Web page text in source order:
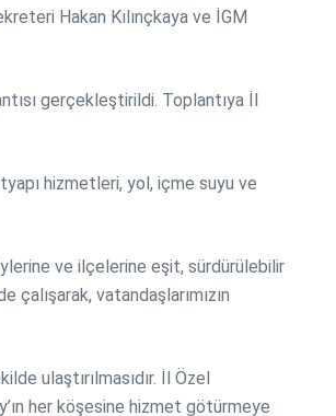
Hakan Kılınçkaya ve İGM
gerçekleştirildi. Toplantıya İl
hizmetleri, yol, içme suyu ve
ve ilçelerine eşit, sürdürülebilir
vatandaşlarımızın
ulaştırılmasıdır. İl Özel
her köşesine hizmet götürmeye